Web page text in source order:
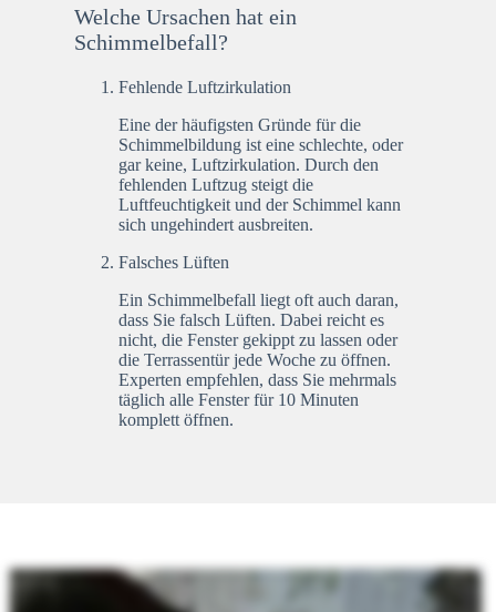
Welche Ursachen hat ein
Schimmelbefall?
Fehlende Luftzirkulation
Eine der häufigsten Gründe für die
Schimmelbildung ist eine schlechte, oder
gar keine, Luftzirkulation. Durch den
fehlenden Luftzug steigt die
Luftfeuchtigkeit und der Schimmel kann
sich ungehindert ausbreiten.
Falsches Lüften
Ein Schimmelbefall liegt oft auch daran,
dass Sie falsch Lüften. Dabei reicht es
nicht, die Fenster gekippt zu lassen oder
die Terrassentür jede Woche zu öffnen.
Experten empfehlen, dass Sie mehrmals
täglich alle Fenster für 10 Minuten
komplett öffnen.